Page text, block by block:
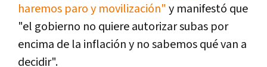
haremos paro y movilización" y manifestó que
"el gobierno no quiere autorizar subas por
encima de la inflación y no sabemos qué van a
decidir".